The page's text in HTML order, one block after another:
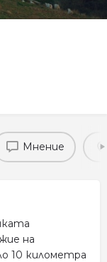
Мнение
на
10 километра